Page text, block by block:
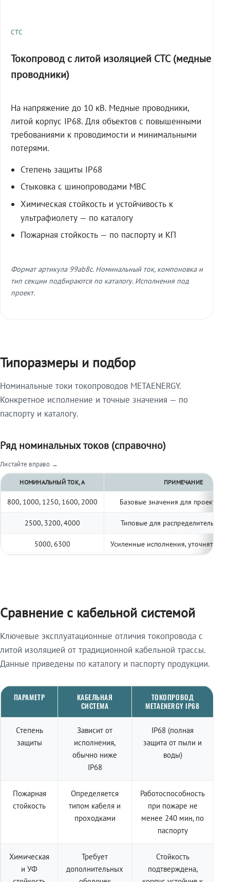
СТС
Токопровод с литой изоляцией СТС (медные
проводники)
На напряжение до 10 кВ. Медные проводники,
литой корпус IP68. Для объектов с повышенными
требованиями к проводимости и минимальными
потерями.
Степень защиты IP68
Стыковка с шинопроводами МВС
Химическая стойкость и устойчивость к
ультрафиолету — по каталогу
Пожарная стойкость — по паспорту и КП
Формат артикула 99ab8c. Номинальный ток, компоновка и
тип секции подбираются по каталогу. Исполнения под
проект.
Типоразмеры и подбор
Номинальные токи токопроводов METAENERGY.
Конкретное исполнение и точные значения — по
паспорту и каталогу.
Ряд номинальных токов (справочно)
Листайте вправо →
НОМИНАЛЬНЫЙ ТОК, А ПРИМЕЧАНИЕ
800, 1000, 1250, 1600, 2000 Базовые значения для
2500, 3200, 4000 Типовые для распределительных
5000, 6300 Усиленные исполнения, уточнять по
Сравнение с кабельной системой
Ключевые эксплуатационные отличия токопровода с
литой изоляцией от традиционной кабельной трассы.
Данные приведены по каталогу и паспорту продукции.
ПАРАМЕТР
КАБЕЛЬНАЯ
СИСТЕМА
ТОКОПРОВОД
METAENERGY IP68
Степень
защиты
Зависит от
исполнения,
обычно ниже
IP68
IP68 (полная
защита от пыли и
воды)
Пожарная
стойкость
Определяется
типом кабеля и
проходками
Работоспособность
при пожаре не
менее 240 мин, по
паспорту
Химическая
и УФ
Требует
дополнительных
Стойкость
подтверждена,